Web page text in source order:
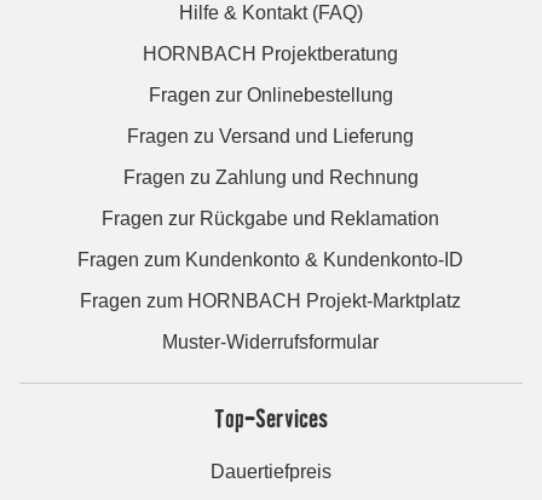
Hilfe & Kontakt (FAQ)
HORNBACH Projektberatung
Fragen zur Onlinebestellung
Fragen zu Versand und Lieferung
Fragen zu Zahlung und Rechnung
Fragen zur Rückgabe und Reklamation
Fragen zum Kundenkonto & Kundenkonto-ID
Fragen zum HORNBACH Projekt-Marktplatz
Muster-Widerrufsformular
Top-Services
Dauertiefpreis